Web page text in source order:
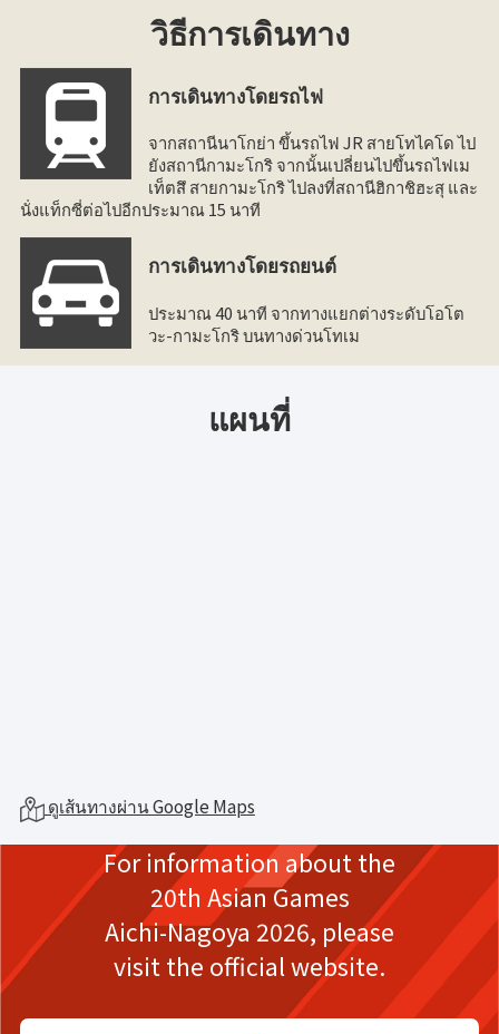
วิธีการเดินทาง
การเดินทางโดยรถไฟ
จากสถานีนาโกย่า ขึ้นรถไฟ JR สายโทไคโด ไป
ยังสถานีกามะโกริ จากนั้นเปลี่ยนไปขึ้นรถไฟเม
เท็ตสึ สายกามะโกริ ไปลงที่สถานีฮิกาชิฮะสุ และ
นั่งแท็กซี่ต่อไปอีกประมาณ 15 นาที
การเดินทางโดยรถยนต์
ประมาณ 40 นาที จากทางแยกต่างระดับโอโต
วะ-กามะโกริ บนทางด่วนโทเม
แผนที่
ดูเส้นทางผ่าน Google Maps
For information about the
20th Asian Games
Aichi-Nagoya 2026, please
visit the official website.